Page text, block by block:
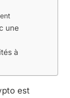
une
à
est